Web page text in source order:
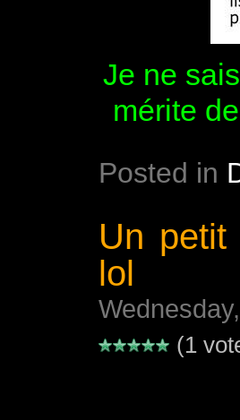
Je ne
mérite
Posted in
Un petit
lol
(1